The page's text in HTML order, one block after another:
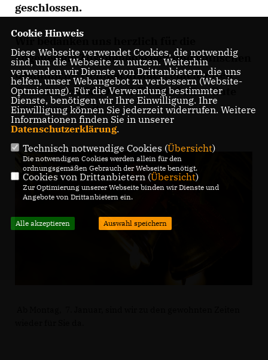
geschlossen.
Wir bedanken uns herzlich für die
angenehme Zusammenarbeit und wünschen
besinnliche Weihnachtstage, einen guten
Rutsch nach 2019 und für 2019 alles Gute
und Gesundheit.
Cookie Hinweis
Diese Webseite verwendet Cookies, die notwendig
sind, um die Webseite zu nutzen. Weiterhin
verwenden wir Dienste von Drittanbietern, die uns
helfen, unser Webangebot zu verbessern (Website-
Optmierung). Für die Verwendung bestimmter
Dienste, benötigen wir Ihre Einwilligung. Ihre
Einwilligung können Sie jederzeit widerrufen. Weitere
Informationen finden Sie in unserer
Datenschutzerklärung.
Technisch notwendige Cookies (Übersicht)
Die notwendigen Cookies werden allein für den
ordnungsgemäßen Gebrauch der Webseite benötigt.
Cookies von Drittanbietern (Übersicht)
Zur Optimierung unserer Webseite binden wir Dienste und
Angebote von Drittanbietern ein.
Alle akzeptieren Auswahl speichern